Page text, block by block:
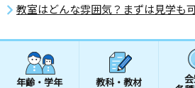
教室はどんな雰囲気？まずは見学も
年齢・学年 教科・教材 会